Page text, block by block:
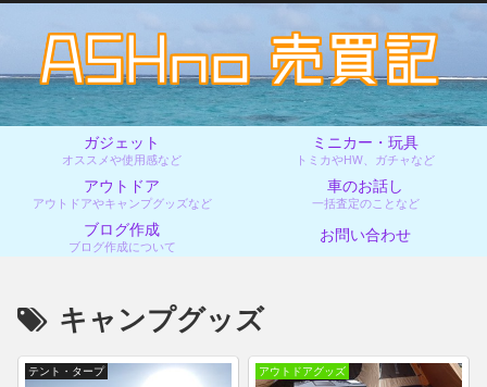
ガジェット
オススメや使用感など
ミニカー・玩具
トミカやHW、ガチャなど
アウトドア
アウトドアやキャンプグッズなど
車のお話し
一括査定のことなど
ブログ作成
ブログ作成について
お問い合わせ
キャンプグッズ
テント・タープ アウトドアグッズ